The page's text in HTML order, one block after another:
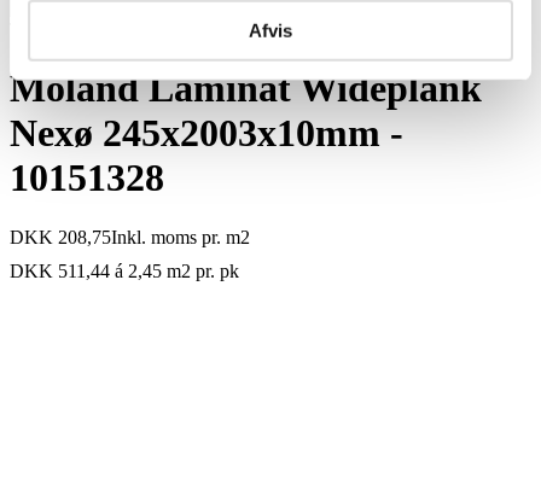
Afvis
Moland Laminat Wideplank
Nexø 245x2003x10mm -
10151328
DKK 208,75Inkl. moms pr. m2
DKK 511,44 á 2,45 m2 pr. pk